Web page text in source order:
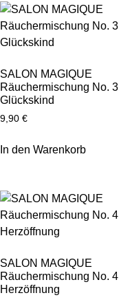
SALON MAGIQUE
Räuchermischung No. 3
Glückskind
9,90 €
In den Warenkorb
SALON MAGIQUE
Räuchermischung No. 4
Herzöffnung